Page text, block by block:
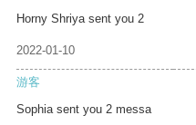
Horny Shriya sent you 2
2022-01-10
游客
Sophia sent you 2 messa